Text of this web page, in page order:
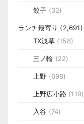
餃子 (32)
ランチ最寄り (2,691)
TX浅草(158)
三ノ輪 (22)
上野 (698)
上野広小路 (119)
入谷 (74)